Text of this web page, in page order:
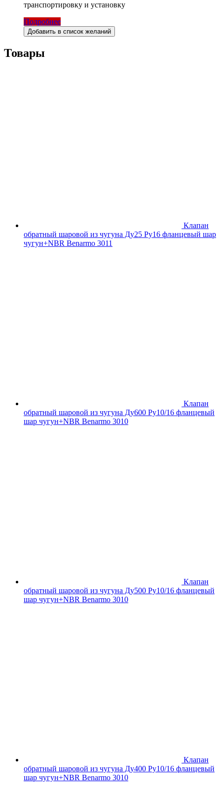
транспортировку и установку
Подробнее
Добавить в список желаний
Товары
Клапан
обратный шаровой из чугуна Ду25 Ру16 фланцевый шар
чугун+NBR Benarmo 3011
Клапан
обратный шаровой из чугуна Ду600 Ру10/16 фланцевый
шар чугун+NBR Benarmo 3010
Клапан
обратный шаровой из чугуна Ду500 Ру10/16 фланцевый
шар чугун+NBR Benarmo 3010
Клапан
обратный шаровой из чугуна Ду400 Ру10/16 фланцевый
шар чугун+NBR Benarmo 3010